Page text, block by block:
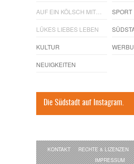
AUF EIN KÖLSCH MIT…
LÜKES LIEBES LEBEN
KULTUR
NEUIGKEITEN
SPORT
Die Südstadt auf Instagram.
KONTAKT RECHTE & LIZENZEN
IMPRESSUM